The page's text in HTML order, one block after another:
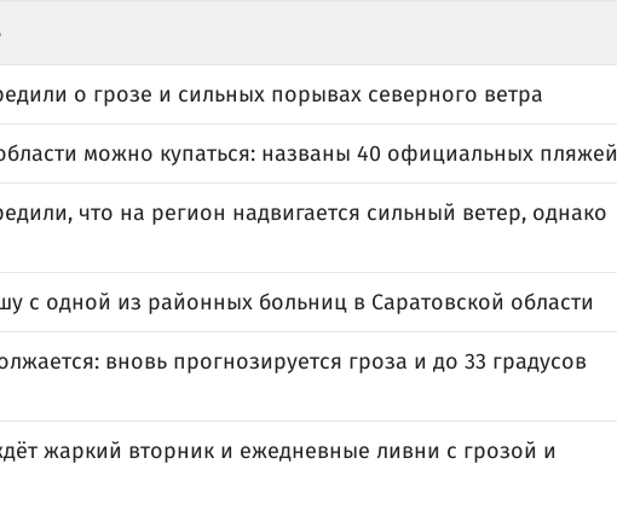
о грозе и сильных порывах северного ветра
можно купаться: названы 40 официальных пляжей
что на регион надвигается сильный ветер, однако
с одной из районных больниц в Саратовской области
вновь прогнозируется гроза и до 33 градусов
жаркий вторник и ежедневные ливни с грозой и